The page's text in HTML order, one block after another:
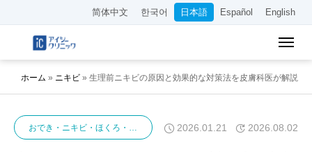
简体中文 한국어 日本語 Español English
ホーム » ニキビ » 生理前ニキビの原因と効果的な対策法を皮膚科医が解説
おでき・ニキビ・ほくろ・イボ ニキビ2026.01.21 2026.08.02